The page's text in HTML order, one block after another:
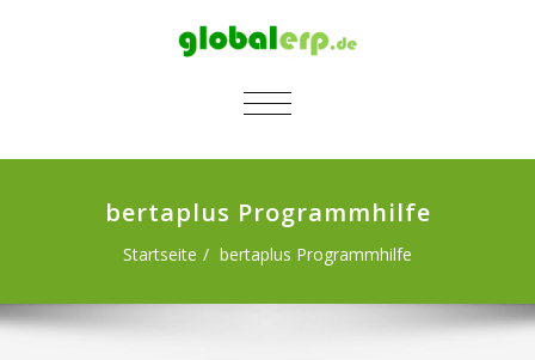
SCHALTE NAVIGATION
bertaplus Programmhilfe
Startseite bertaplus Programmhilfe